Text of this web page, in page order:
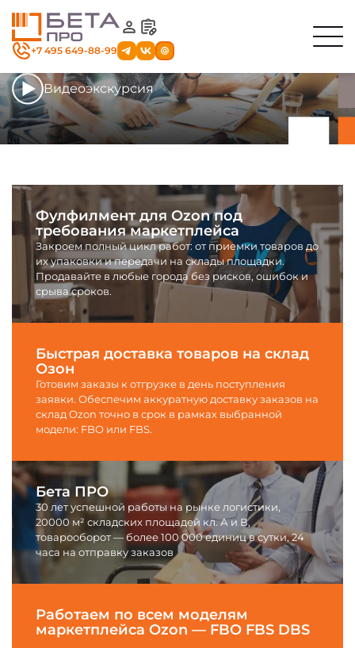
+7 495 649-88-99
Видеоэкскурсия
меню
Немного
о насФулфилмент для Ozon под
требования маркетплейса
Закроем полный цикл работ: от приемки товаров до
их упаковки и передачи на склады площадки.
Продавайте в любые города без рисков, ошибок и
срыва сроков.
Быстрая доставка товаров на склад
Озон
Готовим заказы к отгрузке в день поступления
заявки. Обеспечим аккуратную доставку заказов на
склад Ozon точно в срок в рамках выбранной
модели: FBO или FBS.
Бета ПРО
30 лет успешной работы на рынке логистики,
20000 м² складских площадей кл. А и В,
товарооборот — более 100 000 единиц в сутки, 24
часа на отправку заказов
Работаем по всем моделям
маркетплейса Ozon — FBO FBS DBS